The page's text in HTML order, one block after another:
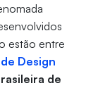
estão entre
Design
de